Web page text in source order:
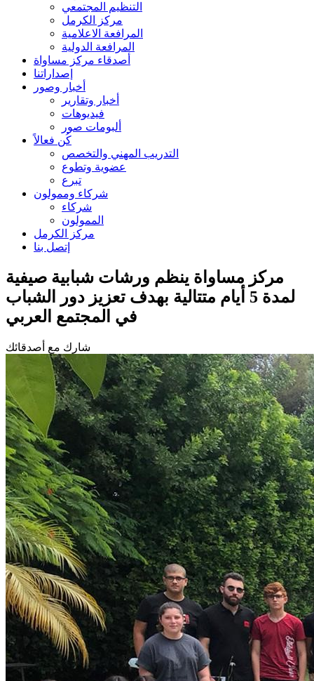
التنظيم المجتمعي
مركز الكرمل
المرافعة الاعلامية
المرافعة الدولية
أصدقاء مركز مساواة
إصداراتنا
أخبار وصور
أخبار وتقارير
فيديوهات
ألبومات صور
كُن فعالاً
التدريب المهني والتخصص
عضوية وتطوع
تبرع
شركاء وممولون
شركاء
الممولون
مركز الكرمل
إتصل بنا
مركز مساواة ينظم ورشات شبابية صيفية
لمدة 5 أيام متتالية بهدف تعزيز دور الشباب
في المجتمع العربي
شارك مع أصدقائك